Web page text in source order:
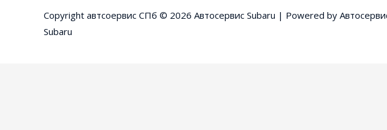
Copyright автсоервис СПб © 2026 Автосервис Subaru | Powered by
Subaru